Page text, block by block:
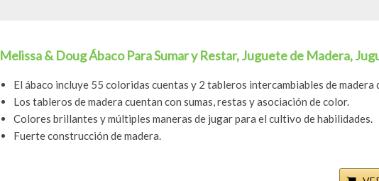
Melissa & Doug Ábaco Para Sumar y Restar, Juguete de Madera,
El ábaco incluye 55 coloridas cuentas y 2 tableros intercambiables de madera
Los tableros de madera cuentan con sumas, restas y asociación de color.
Colores brillantes y múltiples maneras de jugar para el cultivo de habilidades.
Fuerte construcción de madera.